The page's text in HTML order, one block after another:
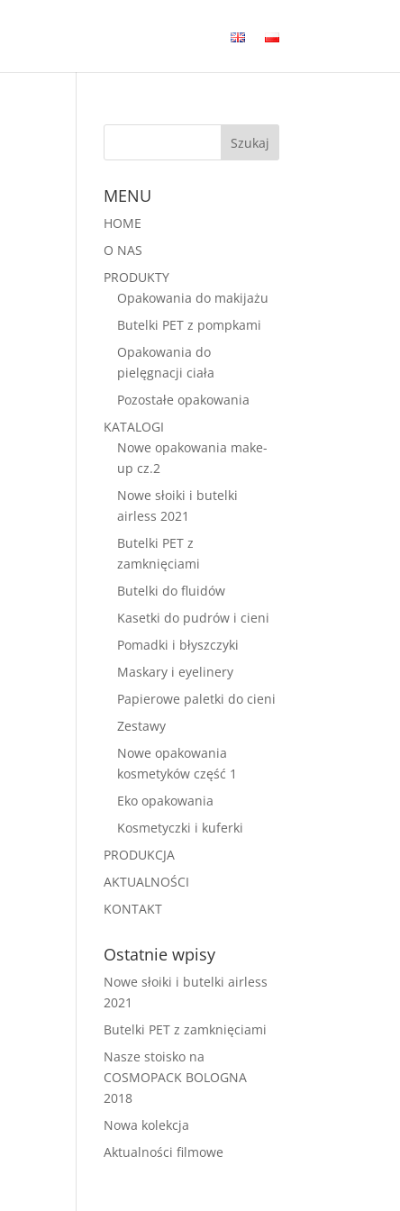
MENU
HOME
O NAS
PRODUKTY
Opakowania do makijażu
Butelki PET z pompkami
Opakowania do
pielęgnacji ciała
Pozostałe opakowania
KATALOGI
Nowe opakowania make-
up cz.2
Nowe słoiki i butelki
airless 2021
Butelki PET z
zamknięciami
Butelki do fluidów
Kasetki do pudrów i cieni
Pomadki i błyszczyki
Maskary i eyelinery
Papierowe paletki do cieni
Zestawy
Nowe opakowania
kosmetyków część 1
Eko opakowania
Kosmetyczki i kuferki
PRODUKCJA
AKTUALNOŚCI
KONTAKT
Ostatnie wpisy
Nowe słoiki i butelki airless
2021
Butelki PET z zamknięciami
Nasze stoisko na
COSMOPACK BOLOGNA
2018
Nowa kolekcja
Aktualności filmowe